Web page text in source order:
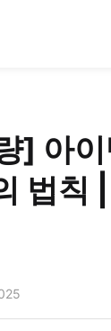
] 아
법